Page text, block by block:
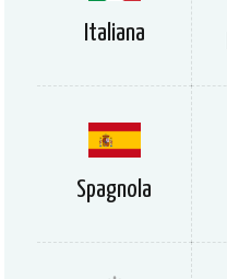
Italiana
Spagnola